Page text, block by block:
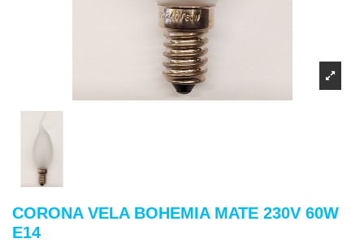
CORONA VELA BOHEMIA MATE 230V 60W
E14